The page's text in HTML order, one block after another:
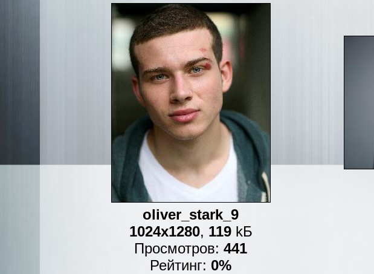
oliver_stark_9
1024x1280, 119kБ
Просмотров:441
Рейтинг: 0%